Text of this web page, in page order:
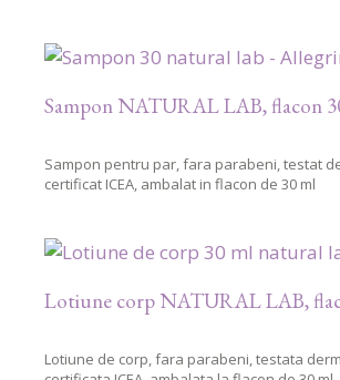
Sampon NATURAL LAB, flacon
Sampon pentru par, fara parabeni, testat
certificat ICEA, ambalat in flacon de 30 ml
Lotiune corp NATURAL LAB,
Lotiune de corp, fara parabeni, testata